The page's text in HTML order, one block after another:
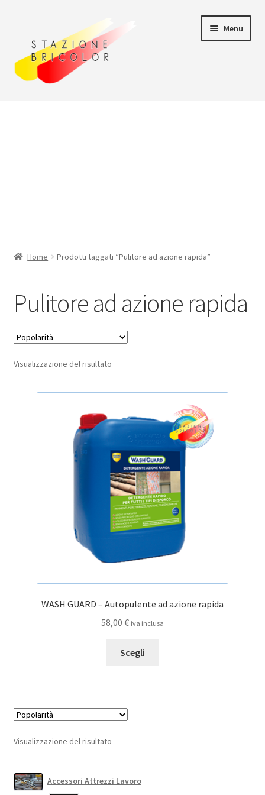
navigazione
contenuto
Menu
Pagamento
Home Prodotti taggati “Pulitore ad azione rapida”
Pulitore ad azione rapida
Visualizzazione del risultato
WASH GUARD – Autopulente ad azione rapida
58,00 € iva inclusa
Scegli
Visualizzazione del risultato
Accessori Attrezzi Lavoro